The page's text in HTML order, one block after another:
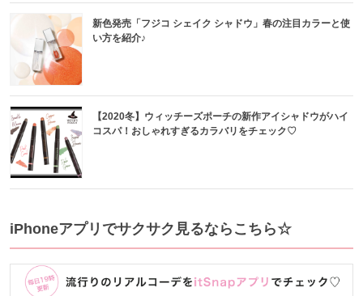
新色発売「フジコ シェイク シャドウ」春の注目カラーと使
い方を紹介♪
【2020冬】ウィッチーズポーチの新作アイシャドウがハイ
コスパ！おしゃれすぎるカラバリをチェック♡
iPhoneアプリでサクサク見るならこちら☆